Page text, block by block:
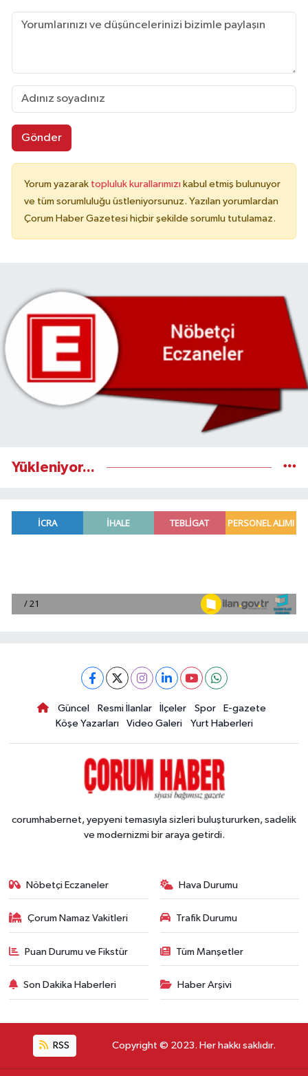
Gönder
Yorum yazarak topluluk kurallarımızı kabul etmiş bulunuyor
ve tüm sorumluluğu üstleniyorsunuz. Yazılan yorumlardan
Çorum Haber Gazetesi hiçbir şekilde sorumlu tutulamaz.
Yükleniyor...
Güncel Resmi İlanlar İlçeler Spor
E-gazete
Köşe Yazarları
Video Galeri Yurt Haberleri
corumhabernet, yepyeni temasıyla sizleri buluştururken, sadelik
ve modernizmi bir araya getirdi.
Nöbetçi Eczaneler Hava Durumu
Çorum Namaz Vakitleri Trafik Durumu
Puan Durumu ve Fikstür Tüm Manşetler
Son Dakika Haberleri Haber Arşivi
RSS Copyright © 2023. Her hakkı saklıdır.